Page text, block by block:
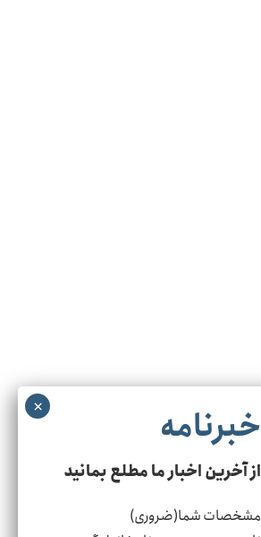
از آخرین اخبار ما مطلع بمانید
مشخصات شما(ضروری)